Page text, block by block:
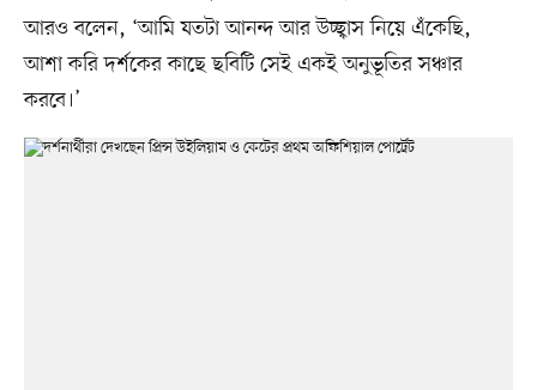
আরও বলেন, ‘আমি যতটা আনন্দ আর উচ্ছ্বাস নিয়ে এঁকেছি,
আশা করি দর্শকের কাছে ছবিটি সেই একই অনুভূতির সঞ্চার
করবে।’